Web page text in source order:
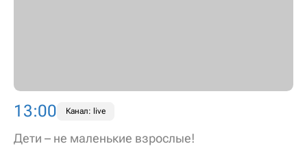
13:00 Канал: live
Дети – не маленькие взрослые!